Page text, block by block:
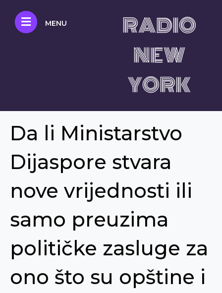
MENU
RADIO
NEW
YORK
Da li Ministarstvo
Dijaspore stvara
nove vrijednosti ili
samo preuzima
političke zasluge za
ono što su opštine i